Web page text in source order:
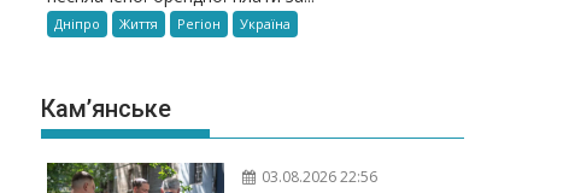
Дніпро Життя Регіон Україна
Кам’янське
03.08.2026 22:56